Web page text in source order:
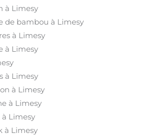
à Limesy
de bambou à Limesy
à Limesy
à Limesy
à Limesy
à Limesy
à Limesy
à Limesy
à Limesy